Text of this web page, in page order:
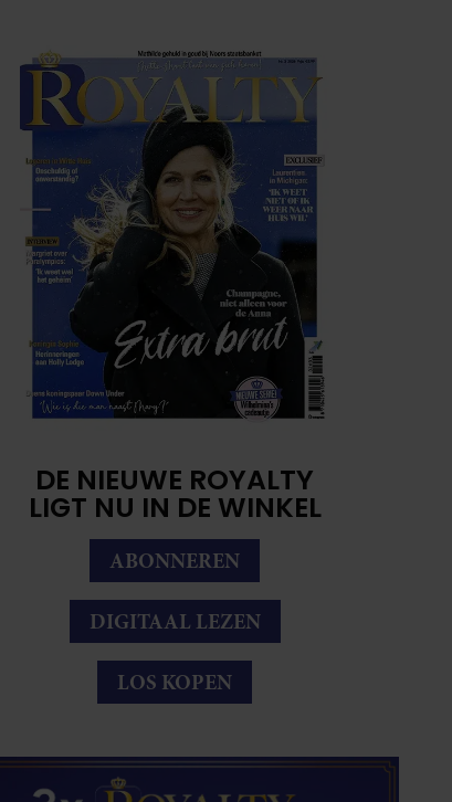
DE NIEUWE ROYALTY
LIGT NU IN DE WINKEL
ABONNEREN
DIGITAAL LEZEN
LOS KOPEN